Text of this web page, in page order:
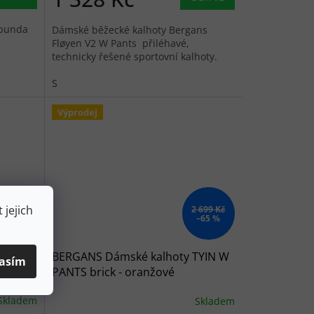
jejich
Dámské běžecké kalhoty Bergans
Fløyen V2 W Pants přiléhavé,
technicky řešené sportovní kalhoty.
S
Kč
–65 %
Výprodej
2 699 Kč
–65 %
BERGANS Dámské kalhoty TYIN W
PANTS brick - oranžové
Skladem